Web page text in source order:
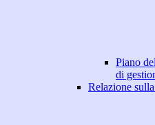
Piano
di
Relazione